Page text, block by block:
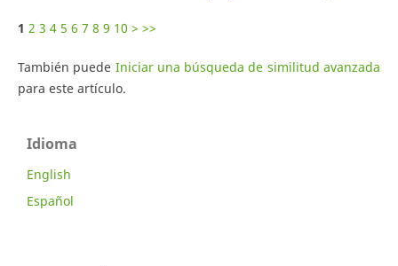
1 2 3 4 5 6 7 8 9 10 > >>
También puede Iniciar una búsqueda de similitud avanzada
para este artículo.
Idioma
English
Español